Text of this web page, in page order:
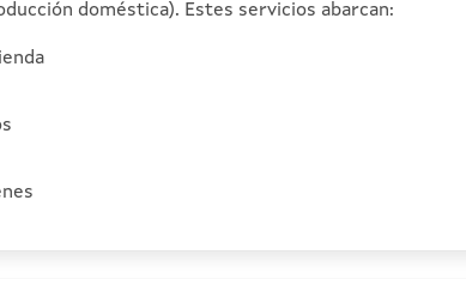
doméstica). Estes servicios abarcan: